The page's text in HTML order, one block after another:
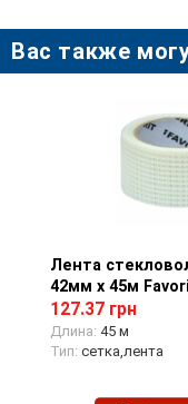
Вас также
Лента
42мм х 45м
127.37 грн
Длина: 45 м
Тип: сетка,лента